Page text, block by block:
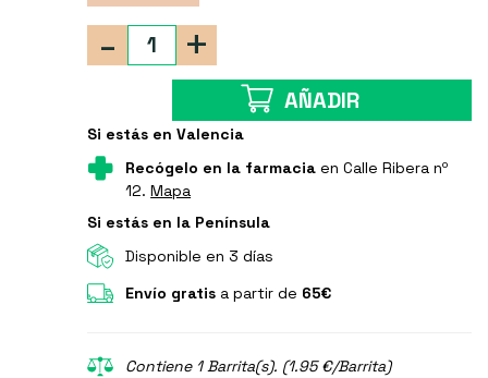
+
-
AÑADIR
Si estás en Valencia
Recógelo en la farmacia en Calle Ribera nº
12.Mapa
Si estás en la Península
Disponible en 3 días
Envío gratis a partir de 65€
Contiene 1 Barrita(s). (1.95 €/Barrita)